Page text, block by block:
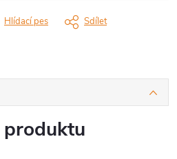
Hlídací pes Sdílet